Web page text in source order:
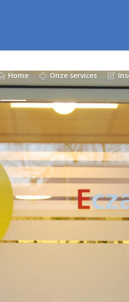
Home Onze services